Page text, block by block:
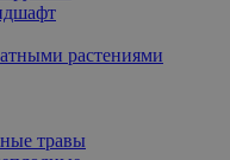
растениями
травы